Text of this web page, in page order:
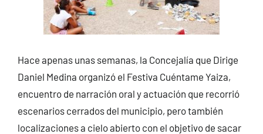
Hace apenas unas semanas, la Concejalía que Dirige
Daniel Medina organizó el Festiva Cuéntame Yaiza,
encuentro de narración oral y actuación que recorrió
escenarios cerrados del municipio, pero también
localizaciones a cielo abierto con el objetivo de sacar